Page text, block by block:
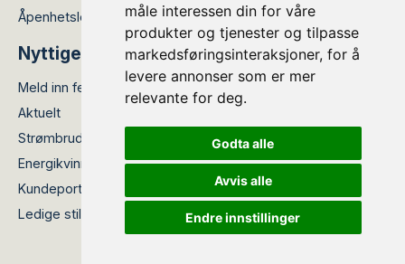
måle interessen din for våre
produkter og tjenester og tilpasse
markedsføringsinteraksjoner, for å
levere annonser som er mer
relevante for deg.
Godta alle
Avvis alle
Endre innstillinger
Meld feil/skade
Åpenhetsloven
Nyttige lenker
Meld inn feil
Aktuelt
Strømbrudd
Energikvinner
Kundeportalen
Ledige stillinger